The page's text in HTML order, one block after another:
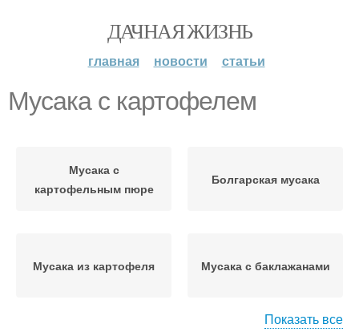
ДАЧНАЯ ЖИЗНЬ
главная новости статьи
Мусака с картофелем
Мусака с
картофельным пюре
Болгарская мусака
Мусака из картофеля Мусака с баклажанами
Показать все